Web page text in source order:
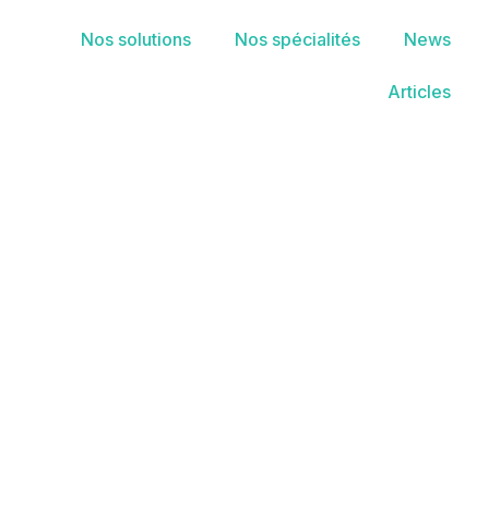
Nos solutions Nos spécialités News
Articles